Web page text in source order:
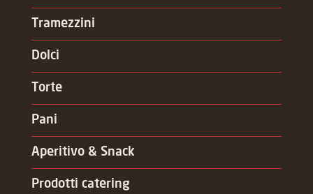
Tramezzini
Dolci
Torte
Pani
Aperitivo & Snack
Prodotti catering